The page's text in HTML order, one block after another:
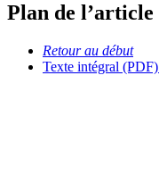
Plan de l’article
Retour au début
Texte intégral (PDF)